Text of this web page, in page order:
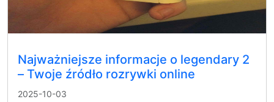
Najważniejsze informacje o legendary 2
– Twoje źródło rozrywki online
2025-10-03